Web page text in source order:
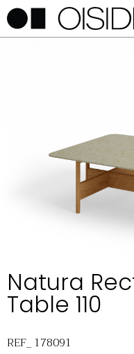
Natura
Table 110
REF_ 178091